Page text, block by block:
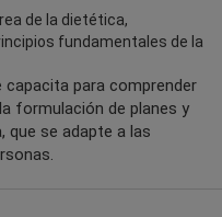
de la dietética,
fundamentales de la
para comprender
formulación de planes y
que se adapte a las